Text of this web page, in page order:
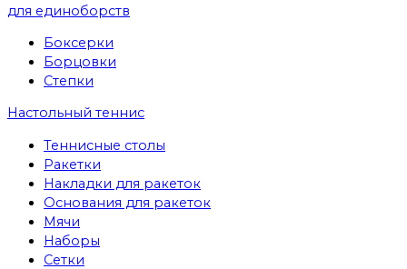
для единоборств
Боксерки
Борцовки
Степки
Настольный теннис
Теннисные столы
Ракетки
Накладки для ракеток
Основания для ракеток
Мячи
Наборы
Сетки